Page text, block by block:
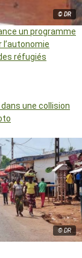
© DR
un programme
réfugiés
une collision
© DR